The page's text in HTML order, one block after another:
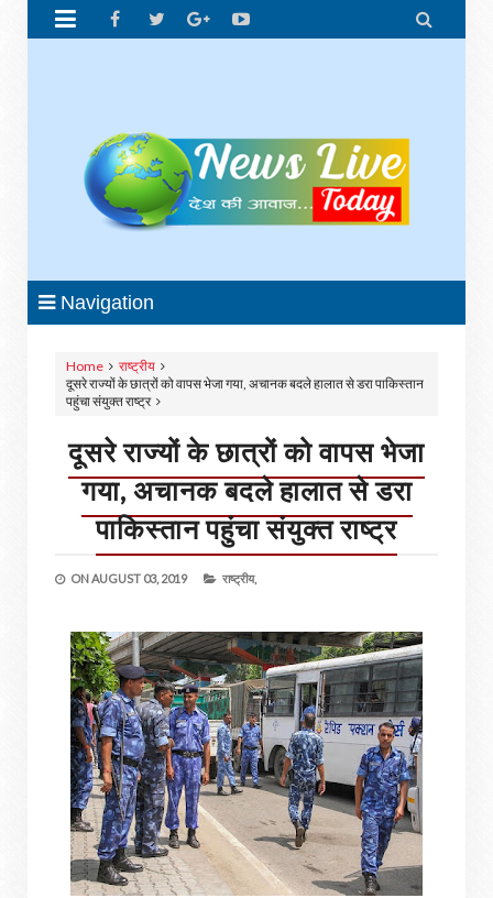
 
Navigation
Home
राष्ट्रीय
दूसरे राज्यों के छात्रों को वापस भेजा गया, अचानक बदले हालात से डरा पाकिस्तान
पहुंचा संयुक्त राष्ट्र
दूसरे राज्यों के छात्रों को वापस भेजा
गया, अचानक बदले हालात से डरा
पाकिस्तान पहुंचा संयुक्त राष्ट्र
ONAUGUST 03, 2019 राष्ट्रीय,